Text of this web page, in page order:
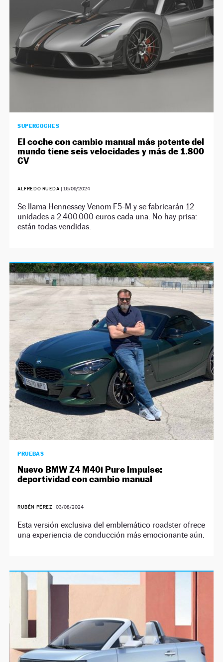
SUPERCOCHES
El coche con cambio manual más potente del
mundo tiene seis velocidades y más de 1.800
CV
ALFREDO RUEDA | 16/09/2024
Se llama Hennessey Venom F5-M y se fabricarán 12
unidades a 2.400.000 euros cada una. No hay prisa:
están todas vendidas.
PRUEBAS
Nuevo BMW Z4 M40i Pure Impulse:
deportividad con cambio manual
RUBÉN PÉREZ |03/08/2024
Esta versión exclusiva del emblemático roadster ofrece
una experiencia de conducción más emocionante aún.